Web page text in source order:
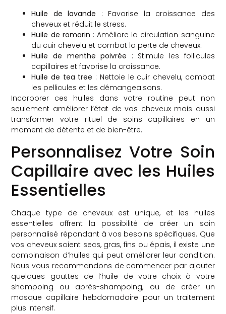
Huile de lavande : Favorise la croissance des
cheveux et réduit le stress.
Huile de romarin : Améliore la circulation sanguine
du cuir chevelu et combat la perte de cheveux.
Huile de menthe poivrée : Stimule les follicules
capillaires et favorise la croissance.
Huile de tea tree : Nettoie le cuir chevelu, combat
les pellicules et les démangeaisons.
Incorporer ces huiles dans votre routine peut non
seulement améliorer l’état de vos cheveux mais aussi
transformer votre rituel de soins capillaires en un
moment de détente et de bien-être.
Personnalisez Votre Soin
Capillaire avec les Huiles
Essentielles
Chaque type de cheveux est unique, et les huiles
essentielles offrent la possibilité de créer un soin
personnalisé répondant à vos besoins spécifiques. Que
vos cheveux soient secs, gras, fins ou épais, il existe une
combinaison d’huiles qui peut améliorer leur condition.
Nous vous recommandons de commencer par ajouter
quelques gouttes de l’huile de votre choix à votre
shampoing ou après-shampoing, ou de créer un
masque capillaire hebdomadaire pour un traitement
plus intensif.